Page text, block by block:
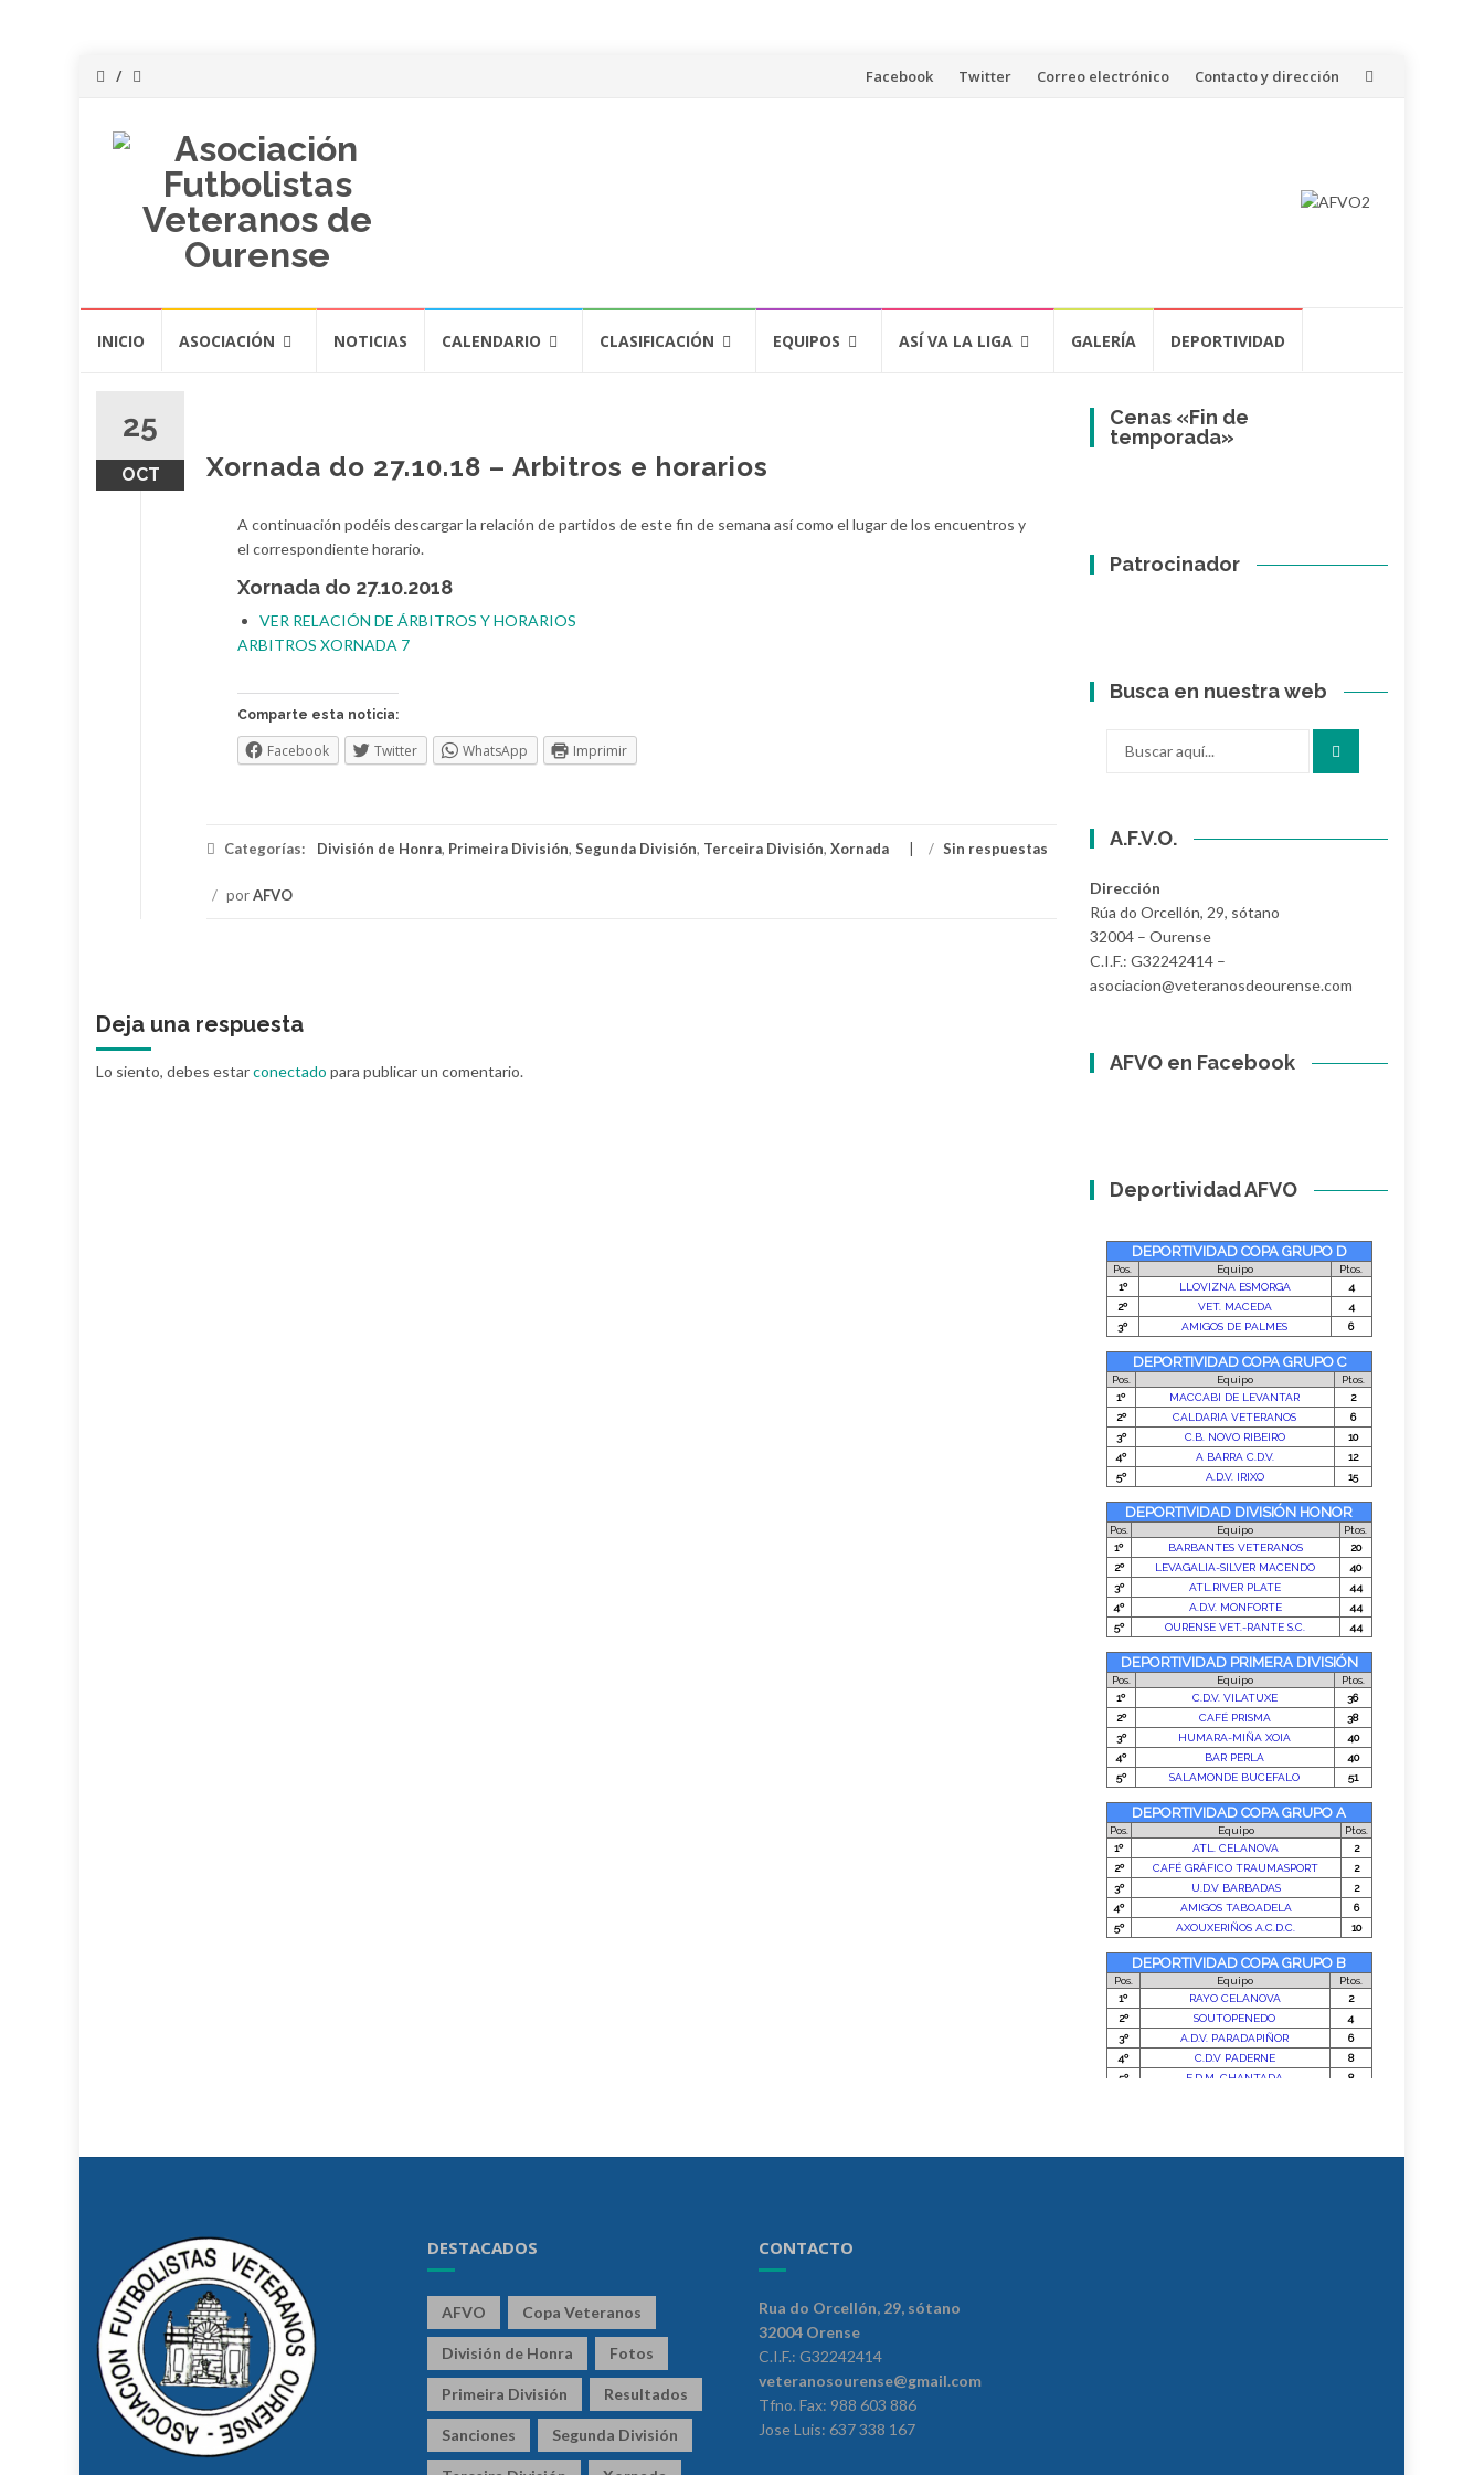
Saltar
Facebook Twitter Correo electrónico Contacto y dirección
INICIO ASOCIACIÓN NOTICIAS CALENDARIO CLASIFICACIÓN EQUIPOS ASÍ VA LA LIGA GALERÍA DEPORTIVIDAD
25
OCT Xornada do 27.10.18 – Arbitros e horarios
A continuación podéis descargar la relación de partidos de este fin de semana así como el lugar de los encuentros y
el correspondiente horario.
Xornada do 27.10.2018
VER RELACIÓN DE ÁRBITROS Y HORARIOS
ARBITROS XORNADA 7
Comparte esta noticia:
Facebook Twitter WhatsApp Imprimir
Categorías: División de Honra, Primeira División, Segunda División, Terceira División, Xornada / Sin respuestas
/ porAFVO
Deja una respuesta
Lo siento, debes estarconectado para publicar un comentario.
Cenas «Fin de
temporada»
Patrocinador
Busca en nuestra web
A.F.V.O.
Dirección
Rúa do Orcellón, 29, sótano
32004 – Ourense
C.I.F.: G32242414 –
asociacion@veteranosdeourense.com
AFVO en Facebook
Deportividad AFVO
DESTACADOS
AFVO Copa Veteranos
División de Honra Fotos
Primeira División Resultados
Sanciones Segunda División
CONTACTO
Rua do Orcellón, 29, sótano
32004 Orense
C.I.F.: G32242414
veteranosourense@gmail.com
Tfno. Fax: 988 603 886
Jose Luis: 637 338 167